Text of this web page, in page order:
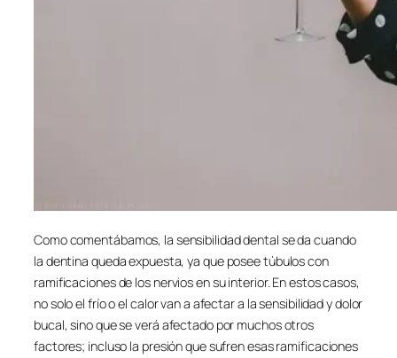
Como comentábamos, la sensibilidad dental se da cuando
la dentina queda expuesta, ya que posee túbulos con
ramificaciones de los nervios en su interior. En estos casos,
no solo el frío o el calor van a afectar a la sensibilidad y dolor
bucal, sino que se verá afectado por muchos otros
factores; incluso la presión que sufren esas ramificaciones